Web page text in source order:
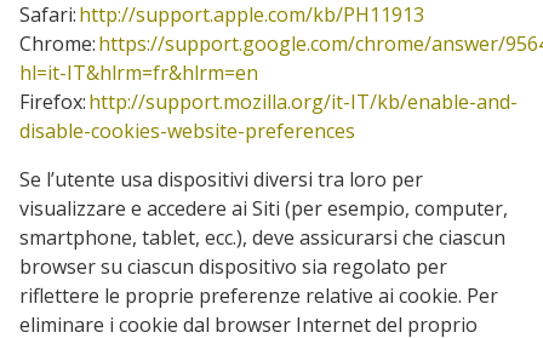
Safari:http://support.apple.com/kb/PH11913
Chrome:https://support.google.com/chrome/answer/
hl=it-IT&hlrm=fr&hlrm=en
Firefox:http://support.mozilla.org/it-IT/kb/enable-and-
disable-cookies-website-preferences
Se l’utente usa dispositivi diversi tra loro per
visualizzare e accedere ai Siti (per esempio, computer,
smartphone, tablet, ecc.), deve assicurarsi che ciascun
browser su ciascun dispositivo sia regolato per
riflettere le proprie preferenze relative ai cookie. Per
eliminare i cookie dal browser Internet del proprio